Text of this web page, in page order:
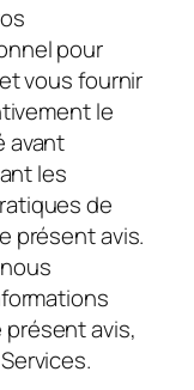
pour
vous fournir
le
avant
les
de
présent avis.
avis,